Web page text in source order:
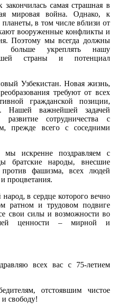
самая страшная в
мировая война. Однако, к
в том числе вблизи от
вооруженные конфликты и
Поэтому мы всегда должны
больше укреплять нашу
страны и потенциал
Узбекистан. Новая жизнь,
требуют от всех
гражданской позиции,
Нашей важнейшей задачей
развитие сотрудничества с
прежде всего с соседними
мы искренне поздравляем с
братские народы, внесшие
фашизма, всех людей
процветания.
в сердце которого вечно
ратном и трудовом подвиге
свои силы и возможности во
ценности – мирной и
всех вас с 75-летием
отстоявшим чистое
свободу!